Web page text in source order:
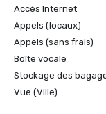
Accès Internet
Appels (locaux)
Appels (sans frais)
Boîte vocale
Stockage des
Vue (Ville)